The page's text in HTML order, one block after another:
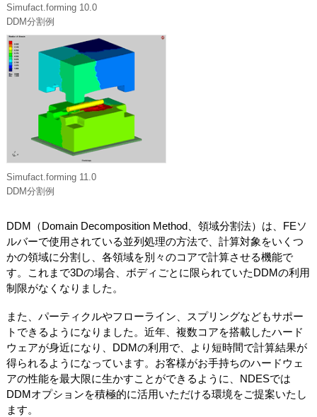
Simufact.forming 10.0
DDM分割例
Simufact.forming 11.0
DDM分割例
DDM（Domain Decomposition Method、領域分割法）は、FEソ
ルバーで使用されている並列処理の方法で、計算対象をいくつ
かの領域に分割し、各領域を別々のコアで計算させる機能で
す。これまで3Dの場合、ボディごとに限られていたDDMの利用
制限がなくなりました。
また、パーティクルやフローライン、スプリングなどもサポー
トできるようになりました。近年、複数コアを搭載したハード
ウェアが身近になり、DDMの利用で、より短時間で計算結果が
得られるようになっています。お客様がお手持ちのハードウェ
アの性能を最大限に生かすことができるように、NDESでは
DDMオプションを積極的に活用いただける環境をご提案いたし
ます。